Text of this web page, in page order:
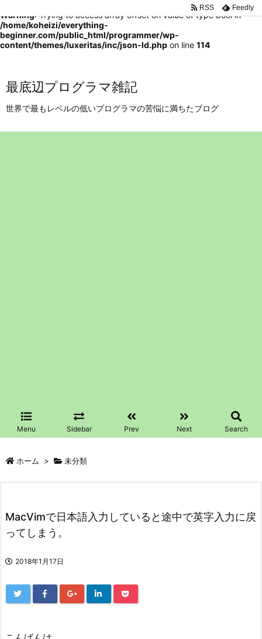
Warning: Trying to access array offset on value of type bool in
/home/koheizi/everything-
beginner.com/public_html/programmer/wp-
content/themes/luxeritas/inc/json-ld.php on line 114
最底辺プログラマ雑記
世界で最もレベルの低いプログラマの苦悩に満ちたブログ
Menu Sidebar Prev Next Search
RSS Feedly
ホーム > 未分類
MacVimで日本語入力していると途中で英字入力に戻
ってしまう。
2018年1月17日